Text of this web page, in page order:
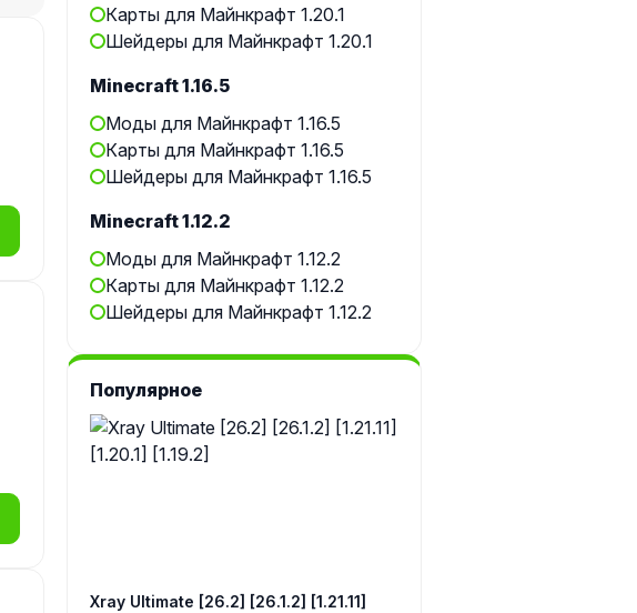
Карты для Майнкрафт 1.20.1
Шейдеры для Майнкрафт 1.20.1
Minecraft 1.16.5
Моды для Майнкрафт 1.16.5
Карты для Майнкрафт 1.16.5
Шейдеры для Майнкрафт 1.16.5
Minecraft 1.12.2
Моды для Майнкрафт 1.12.2
Карты для Майнкрафт 1.12.2
Шейдеры для Майнкрафт 1.12.2
Популярное
Xray Ultimate [26.2] [26.1.2] [1.21.11]